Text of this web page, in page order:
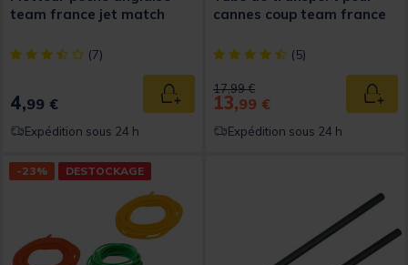
team france jet match
[object Object] out of 5 Customer Rating
(7)
4,99 € Ajouter au panier
Expédition sous 24 h
cannes coup team france
[object Object] out of 5
(5)
Price reduced from
17,99 €to
13,99 €
Expédition sous 24 h
-23% DESTOCKAGE